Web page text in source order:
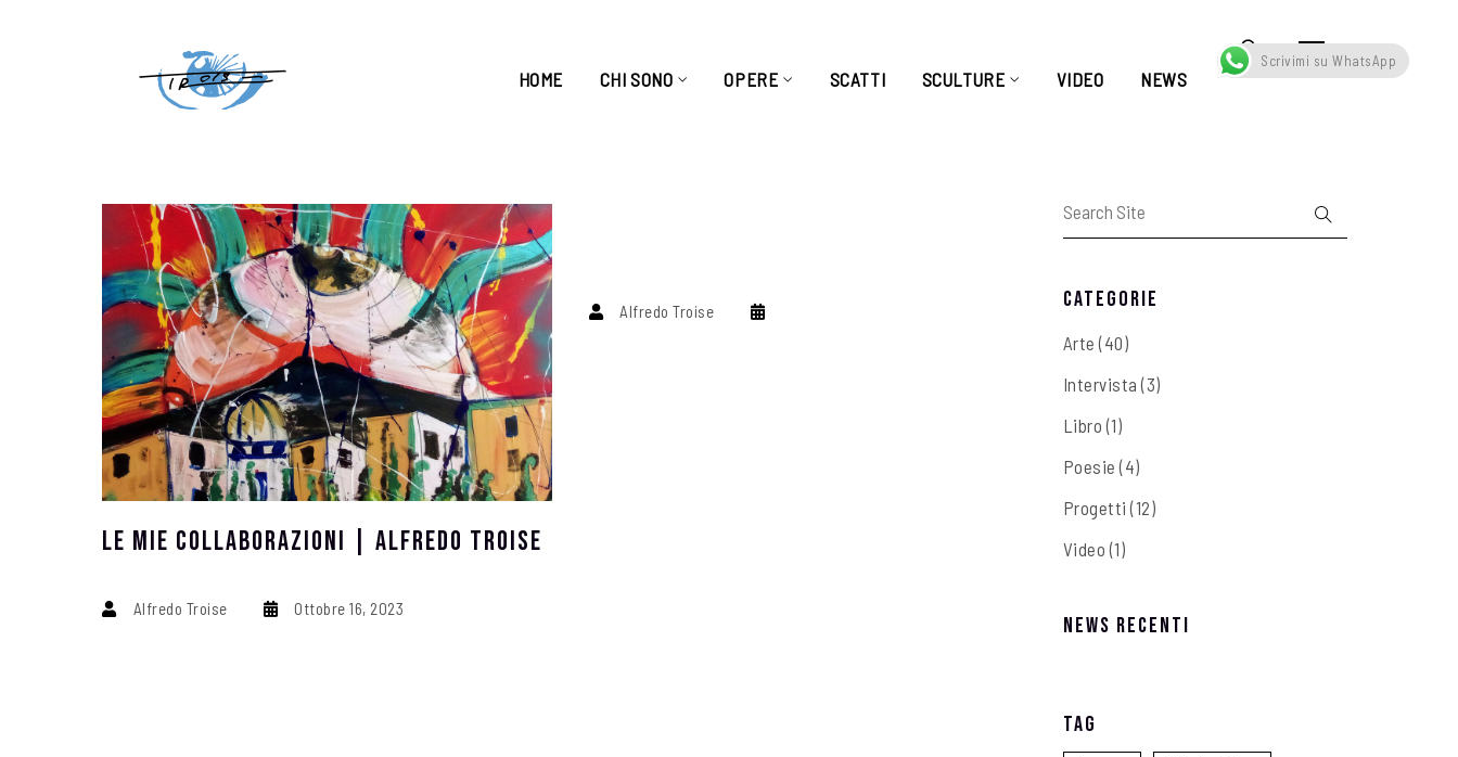
HOME CHI SONO OPERE SCATTI SCULTURE VIDEO NEWS
Le Mie Collaborazioni | ALFREDO TROISE
Alfredo Troise Ottobre 16, 2023
Alfredo Troise Categorie
Arte (40)
Intervista (3)
Libro (1)
Poesie (4)
Progetti (12)
Video (1)
News recenti
Tag
Scrivimi su WhatsApp